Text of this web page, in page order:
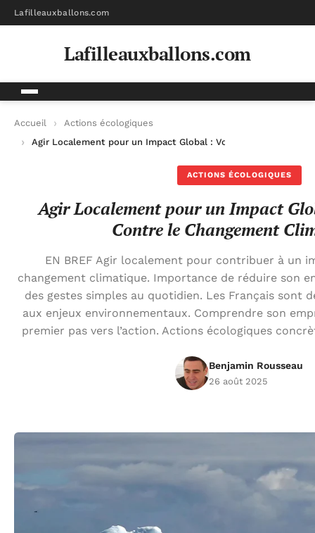
Lafilleauxballons.com
Lafilleauxballons.com
Accueil
Actions écologiques
Agir Localement pour un Impact Global : Vos Actions Contre
ACTIONS ÉCOLOGIQUES
Agir Localement pour un Impact
Contre le Changement
EN BREF Agir localement pour contribuer à un
changement climatique. Importance de réduire son
des gestes simples au quotidien. Les Français sont
aux enjeux environnementaux. Comprendre son
premier pas vers l’action. Actions écologiques
Benjamin Rousseau
26 août 2025